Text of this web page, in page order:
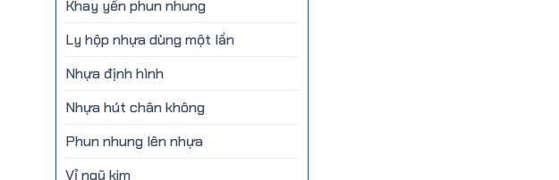
Khay yến phun nhung
Ly hộp nhựa dùng một lần
Nhựa định hình
Nhựa hút chân không
Phun nhung lên nhựa
Vỉ ngũ kim